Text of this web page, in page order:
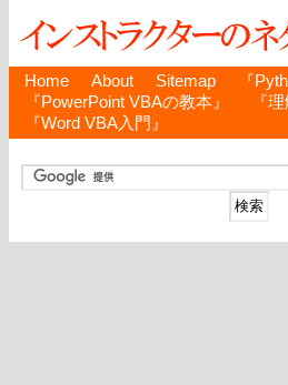
Home About Sitemap
『
『PowerPoint VBAの教本』
『
『Word VBA入門』